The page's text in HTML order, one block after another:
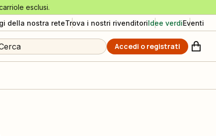
esclusi.
della nostra reteTrova i nostri rivenditoriIdee verdiEventi
Accedi o registrati